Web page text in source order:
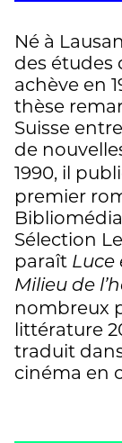
Né à
des études
achève en
thèse
Suisse
de
1990, il
premier
Sélection
paraît Luce
Milieu de
nombreux
littérature
traduit
cinéma en